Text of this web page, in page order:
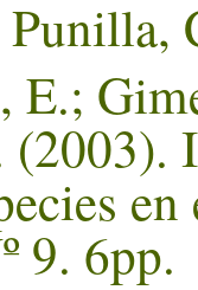
E.;
9. 6pp.